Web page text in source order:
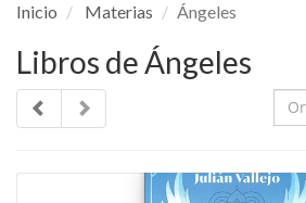
Inicio Materias Ángeles
Libros de Ángeles